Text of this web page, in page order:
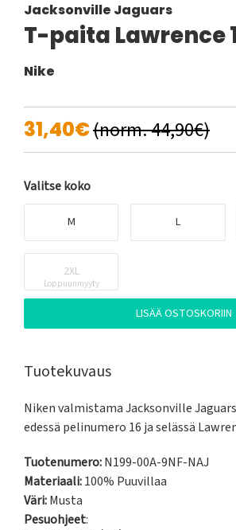
Jacksonville Jaguars
T-paita Lawrence
Nike
31,40€(norm. 44,90€)
Valitse koko
M L
2XL
Loppuunmyyty
LISÄÄ OSTOSKORIIN
Tuotekuvaus
Niken valmistama Jacksonville
edessä pelinumero 16 ja selässä
Tuotenumero:N199-00A-9NF-NAJ
Materiaali:100% Puuvillaa
Väri:Musta
Pesuohjeet: